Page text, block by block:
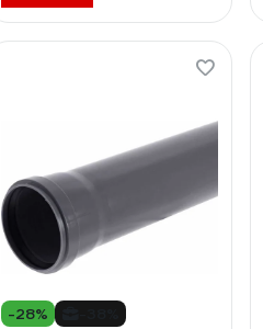
-28%